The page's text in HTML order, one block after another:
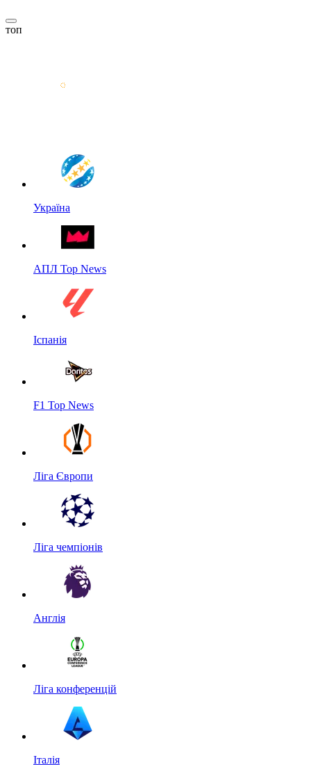
топ
Україна
АПЛ Top News
Іспанія
F1 Top News
Ліга Європи
Ліга чемпіонів
Англія
Ліга конференцій
Італія